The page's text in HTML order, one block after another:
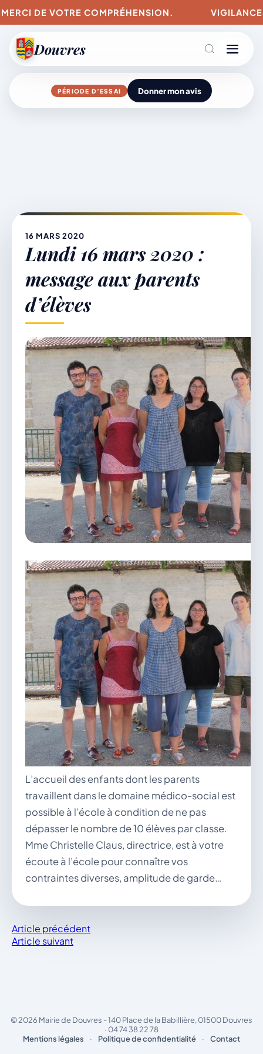
DE VOTRE COMPRÉHENSION. VIGILANCES
Douvres
Agenda
Mairie & Vie municipale
Démarches & Vie pratique
Vie locale & Associations
Découvrir la commune
DIMANCHE 9 AOÛT 2026
Secrétariat ouvert
Lundi, mardi, jeudi, vendredi de 8h30 à 12h et
après-midi sur rendez-vous. Samedi sur rendez-
vous.
mairie@douvres.fr
140 Place de la Babillière, 01500 Douvres
Contacter la mairie
Le guichet des associations
publier une annonce
PÉRIODE D’ESSAI Donner mon avis
16 MARS 2020
Lundi 16 mars 2020 :
message aux parents
d’élèves
L’accueil des enfants dont les parents
travaillent dans le domaine médico-social est
possible à l’école à condition de ne pas
dépasser le nombre de 10 élèves par classe.
Mme Christelle Claus, directrice, est à votre
écoute à l’école pour connaître vos
contraintes diverses, amplitude de garde…
Article précédent
Article suivant
© 2026 Mairie de Douvres - 140 Place de la Babillière, 01500 Douvres
· 04 74 38 22 78
Mentions légales
· Politique de confidentialité · Contact